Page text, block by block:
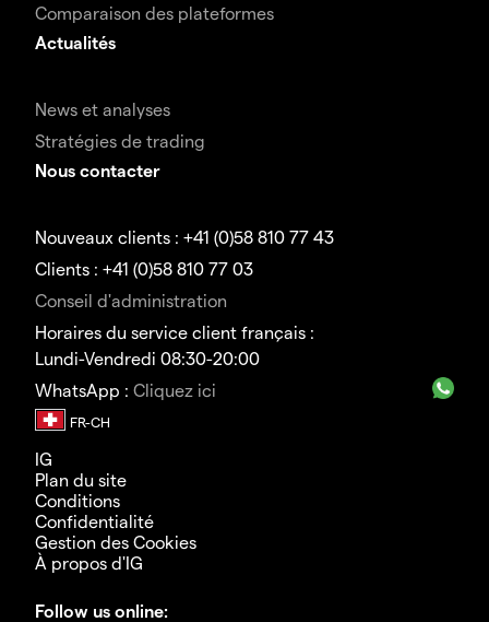
Comparaison des plateformes
Actualités
News et analyses
Stratégies de trading
Nous contacter
Nouveaux clients : +41 (0)58 810 77 43
Clients : +41 (0)58 810 77 03
Conseil d'administration
Horaires du service client français :
Lundi-Vendredi 08:30-20:00
WhatsApp : Cliquez ici
IG
Plan du site
Conditions
Confidentialité
Gestion des Cookies
À propos d'IG
Follow us online: